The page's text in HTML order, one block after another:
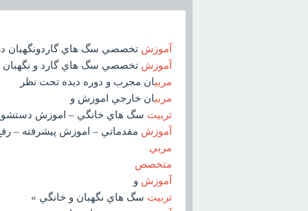
آموزش تخصصي سگ هاي گاردونگهبان
آموزش تخصصي سگ هاي گارد و نگهبان
مربيان مجرب و دوره ديده تحت نظر
مربيان خارجي اموزش و
تربيت سگ هاي خانگي – اموزش
آموزش مقدماتي – اموزش پيشرفته –
مربي
متخصص
آموزش و
تربيت سگ هاي نگهبان و خانگي »